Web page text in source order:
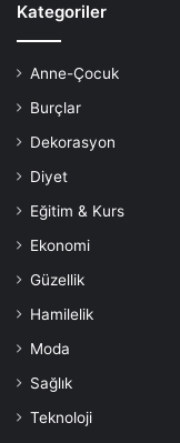
Kategoriler
Anne-Çocuk
Burçlar
Dekorasyon
Diyet
Eğitim & Kurs
Ekonomi
Güzellik
Hamilelik
Moda
Sağlık
Teknoloji